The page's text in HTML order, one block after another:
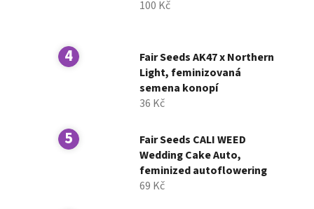
100 Kč
Fair Seeds AK47 x Northern
Light, feminizovaná
semena konopí
36 Kč
Fair Seeds CALI WEED
Wedding Cake Auto,
feminized autoflowering
69 Kč